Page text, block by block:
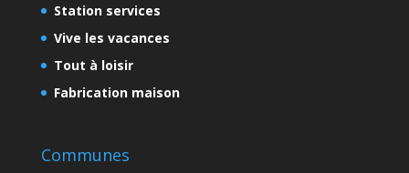
Station services
Vive les vacances
Tout à loisir
Fabrication maison
Communes